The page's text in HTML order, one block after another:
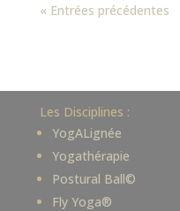
« Entrées précédentes
Les Disciplines :
YogALignée
Yogathérapie
Postural Ball©
Fly Yoga®